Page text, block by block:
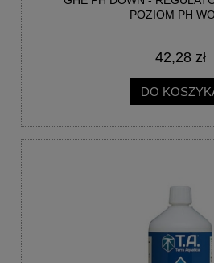
POZIOM PH
42,28 zł
DO